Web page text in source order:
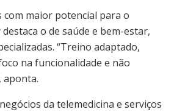
com maior potencial para o
o de saúde e bem-estar,
“Treino adaptado,
na funcionalidade e não
aponta.
da telemedicina e serviços